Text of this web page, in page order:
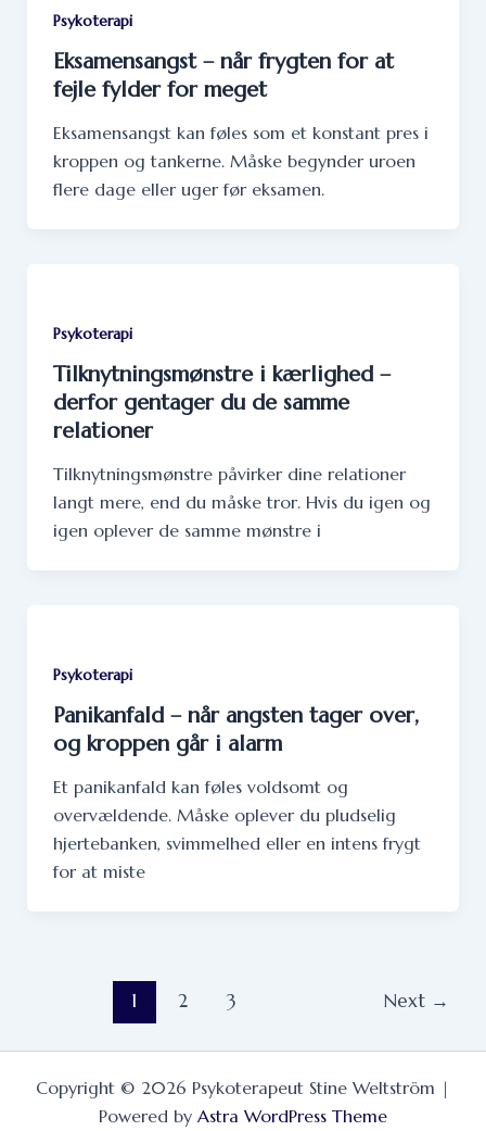
Psykoterapi
Eksamensangst – når frygten for at
fejle fylder for meget
Eksamensangst kan føles som et konstant pres i
kroppen og tankerne. Måske begynder uroen
flere dage eller uger før eksamen.
Psykoterapi
Tilknytningsmønstre i kærlighed –
derfor gentager du de samme
relationer
Tilknytningsmønstre påvirker dine relationer
langt mere, end du måske tror. Hvis du igen og
igen oplever de samme mønstre i
Psykoterapi
Panikanfald – når angsten tager over,
og kroppen går i alarm
Et panikanfald kan føles voldsomt og
overvældende. Måske oplever du pludselig
hjertebanken, svimmelhed eller en intens frygt
for at miste
1 2 3 Next →
Copyright © 2026 Psykoterapeut Stine Weltström |
Powered by Astra WordPress Theme